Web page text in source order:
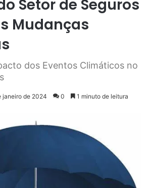
Setor de Seguros
Mudanças
dos Eventos Climáticos no
janeiro de 2024 0 1 minuto de leitura